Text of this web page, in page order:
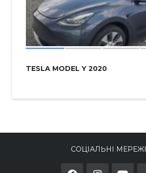
TESLA MODEL Y 2020
СОЦІАЛЬНІ МЕРЕЖІ